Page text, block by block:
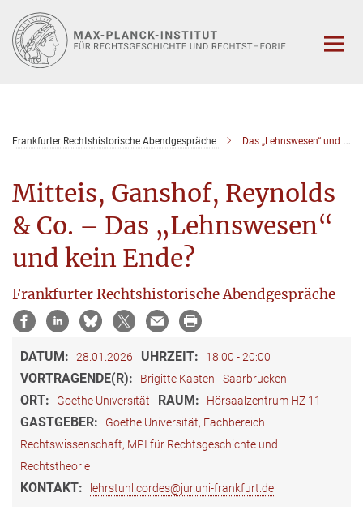
Hauptinhalt
Frankfurter Rechtshistorische Abendgespräche Das „Lehnswesen“ und kein Ende?
Mitteis, Ganshof, Reynolds
& Co. – Das „Lehnswesen“
und kein Ende?
Frankfurter Rechtshistorische Abendgespräche
DATUM: 28.01.2026 UHRZEIT: 18:00 - 20:00
VORTRAGENDE(R): Brigitte Kasten Saarbrücken
ORT: Goethe Universität RAUM: Hörsaalzentrum HZ 11
GASTGEBER:
Goethe Universität, Fachbereich
Rechtswissenschaft, MPI für Rechtsgeschichte und
Rechtstheorie
KONTAKT: lehrstuhl.cordes@jur.uni-frankfurt.de